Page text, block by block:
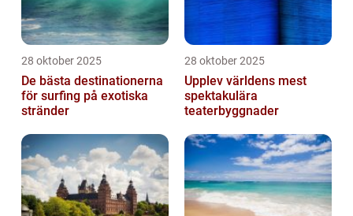
28 oktober 2025
De bästa destinationerna
för surfing på exotiska
stränder
28 oktober 2025
Upplev världens mest
spektakulära
teaterbyggnader